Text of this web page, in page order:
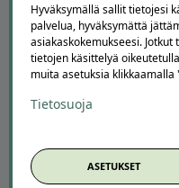
APUA JA
Hyväksymällä sallit tietojesi
palvelua, hyväksymättä
asiakaskokemukseesi.
tietojen käsittelyä
muita asetuksia klikkaamalla
Tietosuoja
ASETUKSET